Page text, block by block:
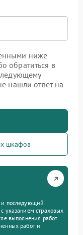
ниже
обратиться в
нашли ответ на
шкафов
и последующий
указанием страховых
выполнения работ
работ и